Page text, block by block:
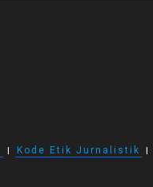
I Kode Etik Jurnalistik I